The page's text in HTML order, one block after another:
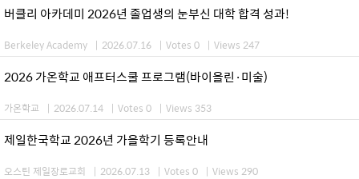
버클리 아카데미 2026년 졸업생의 눈부신 대학 합격 성과!
Berkeley Academy | 2026.07.16 | Votes 0 | Views 247
2026 가온학교 애프터스쿨 프로그램(바이올린·미술)
가온학교 | 2026.07.14 | Votes 0 | Views 353
제일한국학교 2026년 가을학기 등록안내
오스틴 제일장로교회 | 2026.07.13 | Votes 0 | Views 290